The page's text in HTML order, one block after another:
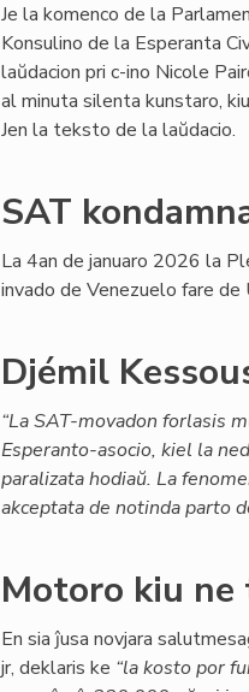
Je la komenco de la
Konsulino de la Esperanta
laŭdacion pri c-ino Nicole
al minuta silenta kunstaro,
Jen la teksto de la laŭdacio.
SAT
La 4an de januaro 2026 la
invado de Venezuelo fare de
Djémil
“La SAT-movadon forlasis
Esperanto-asocio, kiel la
paralizata hodiaŭ. La
akceptata de notinda parto
Motoro kiu
En sia ĵusa novjara
jr, deklaris ke “la kosto por